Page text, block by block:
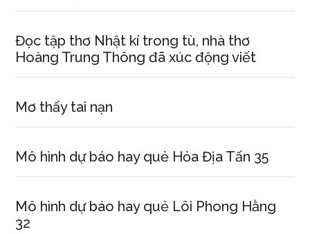
Đọc tập thơ Nhật kí trong tù, nhà thơ
Hoàng Trung Thông đã xúc động viết
Mơ thấy tai nạn
Mô hình dự báo hay quẻ Hỏa Địa Tấn 35
Mô hình dự báo hay quẻ Lôi Phong Hằng
32